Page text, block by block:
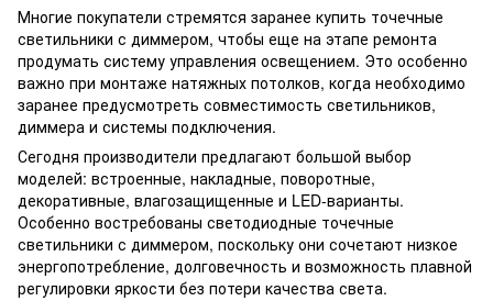
Многие покупатели стремятся заранее купить точечные
светильники с диммером, чтобы еще на этапе ремонта
продумать систему управления освещением. Это особенно
важно при монтаже натяжных потолков, когда необходимо
заранее предусмотреть совместимость светильников,
диммера и системы подключения.
Сегодня производители предлагают большой выбор
моделей: встроенные, накладные, поворотные,
декоративные, влагозащищенные и LED-варианты.
Особенно востребованы светодиодные точечные
светильники с диммером, поскольку они сочетают низкое
энергопотребление, долговечность и возможность плавной
регулировки яркости без потери качества света.